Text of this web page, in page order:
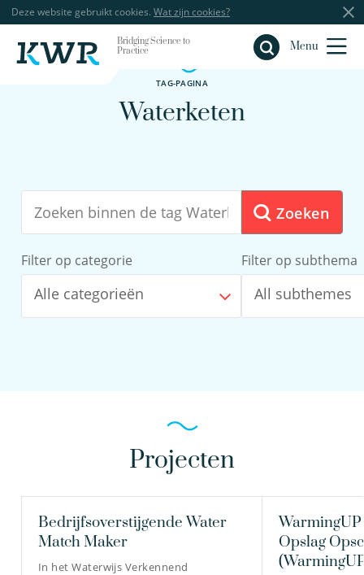
Deze website gebruikt cookies. Wat zijn cookies?
Bridging Science to
Practice
Menu
Sluiten
TAG-PAGINA
Waterketen
Zoeken
Filter op categorie
Alle categorieën
Filter op subthema
All subthemes
Projecten
Bedrijfsoverstijgende Water
Match Maker
In het Waterwijs Verkennend
Opslag